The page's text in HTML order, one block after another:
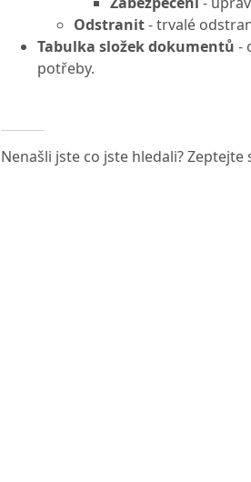
Odstranit- trvalé
Tabulka složek dokumentů -
potřeby.
Nenašli jste co jste hledali? Zeptejte